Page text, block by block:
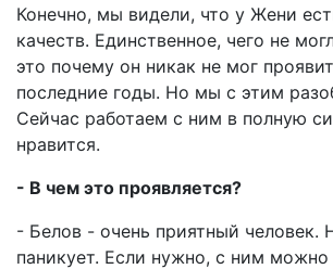
Конечно, мы видели, что у Жени
качеств. Единственное, чего не
это почему он никак не мог
последние годы. Но мы с этим
Сейчас работаем с ним в полную
нравится.
- В чем это проявляется?
- Белов - очень приятный человек.
паникует. Если нужно, с ним можно